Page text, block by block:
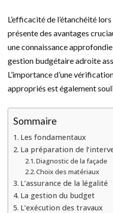
L’efficacité de l’étanchéité
présente des avantages
une connaissance
gestion budgétaire adroite
L’importance d’une
appropriés est également
Sommaire
Les fondamentaux
La préparation de
Diagnostic de la façade
Choix des matériaux
L’assurance de la légalité
La gestion du budget
L’exécution des travaux